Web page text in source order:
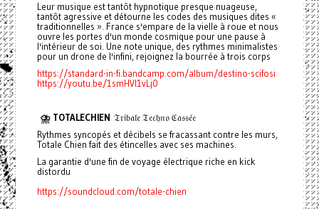
Leur musique est tantôt hypnotique presque nuageuse,
tantôt agressive et détourne les codes des musiques dites «
traditionnelles ». France s'empare de la vielle à roue et nous
ouvre les portes d'un monde cosmique pour une pause à
l'intérieur de soi. Une note unique, des rythmes minimalistes
pour un drone de l'infini, rejoignez la bourrée à trois corps
https://standard-in-fi.bandcamp.com/album/destino-scifosi
https://youtu.be/1smHVI1vLj0
⛈️ TOTALECHIEN 𝔗𝔯𝔦𝔟𝔞𝔩𝔢 𝔗𝔢𝔠𝔥𝔫𝔬 ℭ𝔞𝔰𝔰𝔢́𝔢
Rythmes syncopés et décibels se fracassant contre les murs,
Totale Chien fait des étincelles avec ses machines.
La garantie d'une fin de voyage électrique riche en kick
distordu
https://soundcloud.com/totale-chien